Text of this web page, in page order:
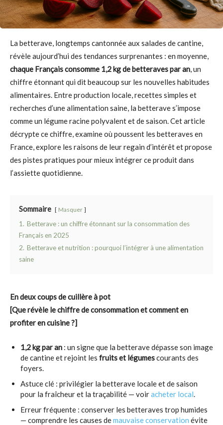
La betterave, longtemps cantonnée aux salades de cantine,
révèle aujourd’hui des tendances surprenantes : en moyenne,
chaque Français consomme 1,2 kg de betteraves par an, un
chiffre étonnant qui dit beaucoup sur les nouvelles habitudes
alimentaires. Entre production locale, recettes simples et
recherches d’une alimentation saine, la betterave s’impose
comme un légume racine polyvalent et de saison. Cet article
décrypte ce chiffre, examine où poussent les betteraves en
France, explore les raisons de leur regain d’intérêt et propose
des pistes pratiques pour mieux intégrer ce produit dans
l’assiette quotidienne.
Sommaire Masquer
1. Betterave : un chiffre étonnant sur la consommation des
Français en 2025
2. Betterave et nutrition : pourquoi l’intégrer à une alimentation
saine
En deux coups de cuillère à pot
[Que révèle le chiffre de consommation et comment en
profiter en cuisine ?]
1,2 kg par an : un signe que la betterave dépasse son image
de cantine et rejoint les fruits et légumescourants des
foyers.
Astuce clé : privilégier la betterave locale et de saison
pour la fraîcheur et la traçabilité — voiracheter local.
Erreur fréquente : conserver les betteraves trop humides
— comprendre les causes demauvaise conservation évite